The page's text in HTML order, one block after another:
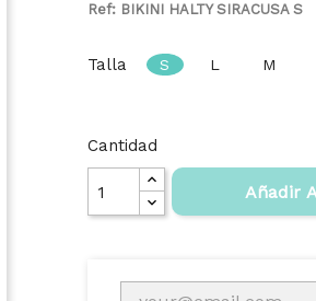
Ref: BIKINI HALTY SIRACUSA S
Talla S L M
Cantidad
Añadir